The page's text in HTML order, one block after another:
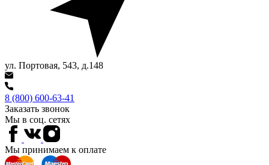
ул. Портовая, 543, д.148
8 (800) 600-63-41
Заказать звонок
Мы в соц. сетях
Мы принимаем к оплате